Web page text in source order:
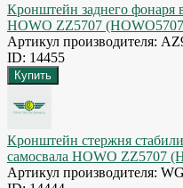
Кронштейн заднего фонаря
HOWO ZZ5707
Артикул производителя:
ID: 14455
Кронштейн стержня
самосвала HOWO ZZ5707
Артикул производителя: